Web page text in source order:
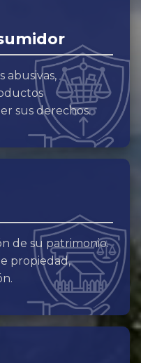
abusivas,
sus derechos.
de su patrimonio.
propiedad,